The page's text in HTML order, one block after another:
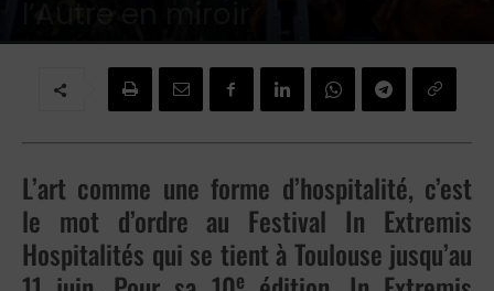
Par Jean-Marie DINH - 31 mai 2022
L’art comme une forme d’hospitalité, c’est
le mot d’ordre au Festival In Extremis
Hospitalités qui se tient à Toulouse jusqu’au
e